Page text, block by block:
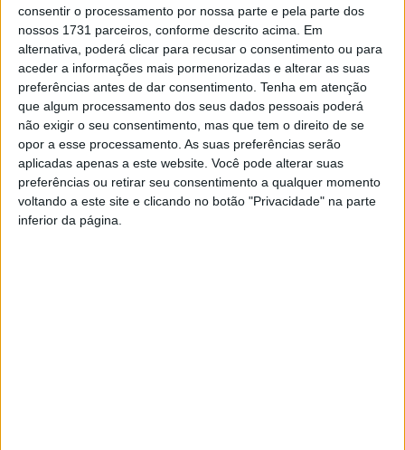
consentir o processamento por nossa parte e pela parte dos
nossos 1731 parceiros, conforme descrito acima. Em
alternativa, poderá clicar para recusar o consentimento ou para
aceder a informações mais pormenorizadas e alterar as suas
preferências antes de dar consentimento. Tenha em atenção
que algum processamento dos seus dados pessoais poderá
não exigir o seu consentimento, mas que tem o direito de se
opor a esse processamento. As suas preferências serão
aplicadas apenas a este website. Você pode alterar suas
preferências ou retirar seu consentimento a qualquer momento
voltando a este site e clicando no botão "Privacidade" na parte
inferior da página.
Quanto ao médio ofensivo João Gonçalves, tem 17 anos e
chega do Famalicão.
Esta e outras notícias para ouvir na Estação Diária – 96.8
FM ou em www.968.fm.
Pub